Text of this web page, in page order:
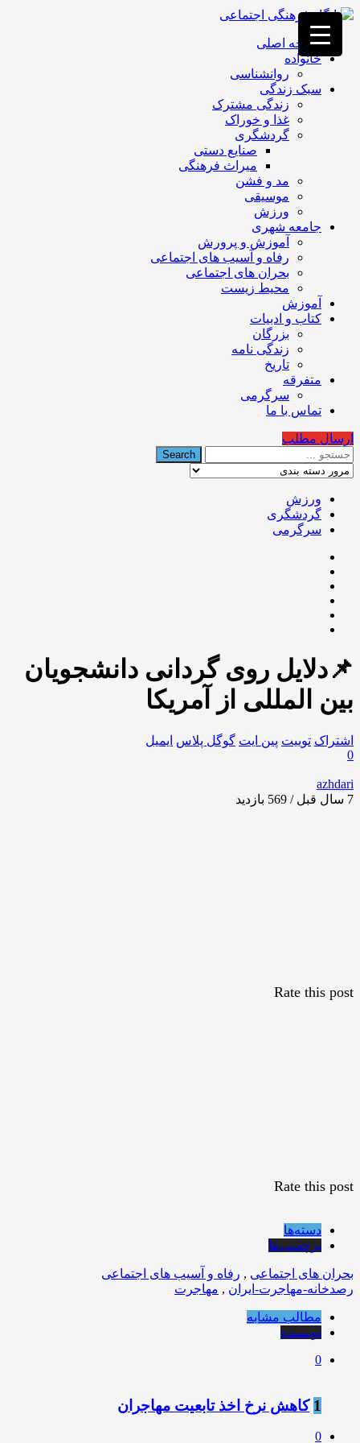
فصد
خون
غرب
تهران
خشکشویی
تصفیه
تهران
صفحه اصلی
خانواده
روانشناسی
سبک زندگی
زندگی مشترک
غذا و خوراک
گردشگری
صنایع دستی
میراث فرهنگی
مد و فشن
موسیقی
ورزش
جامعه شهری
آموزش و پرورش
رفاه و آسیب های اجتماعی
بحران های اجتماعی
محیط زیست
آموزش
کتاب و ادبیات
بزرگان
زندگی نامه
تاریخ
متفرقه
سرگرمی
تماس با ما
ارسال مطلب
ورزش
گردشگری
سرگرمی
📌دلایل روی گردانی دانشجویان
بین المللی از آمریکا
اشتراک توییت پین ایت گوگل‌ پلاس ایمیل
0
azhdari
7 سال قبل / 569
بازدید
Rate this post
Rate this post
دسته‌ها
برچسب‌ها
بحران های اجتماعی , رفاه و آسیب های اجتماعی
رصدخانه-مهاجرت-ایران , مهاجرت
مطالب مشابه
نویسنده
0
1 کاهش نرخ اخذ تابعیت مهاجران
0